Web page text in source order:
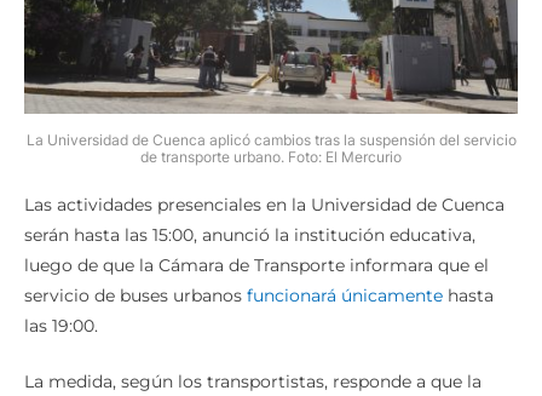
La Universidad de Cuenca aplicó cambios tras la suspensión del servicio
de transporte urbano. Foto: El Mercurio
Las actividades presenciales en la Universidad de Cuenca
serán hasta las 15:00, anunció la institución educativa,
luego de que la Cámara de Transporte informara que el
servicio de buses urbanos funcionará únicamente hasta
las 19:00.
La medida, según los transportistas, responde a que la